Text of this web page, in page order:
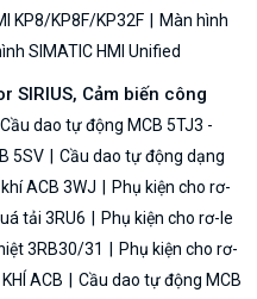
KP8/KP8F/KP32F
Màn hình
SIMATIC HMI Unified
SIRIUS, Cảm biến công
Cầu dao tự động MCB 5TJ3 -
5SV
Cầu dao tự động dạng
ACB 3WJ
Phụ kiện cho rơ-
tải 3RU6
Phụ kiện cho rơ-le
3RB30/31
Phụ kiện cho rơ-
ACB
Cầu dao tự động MCB